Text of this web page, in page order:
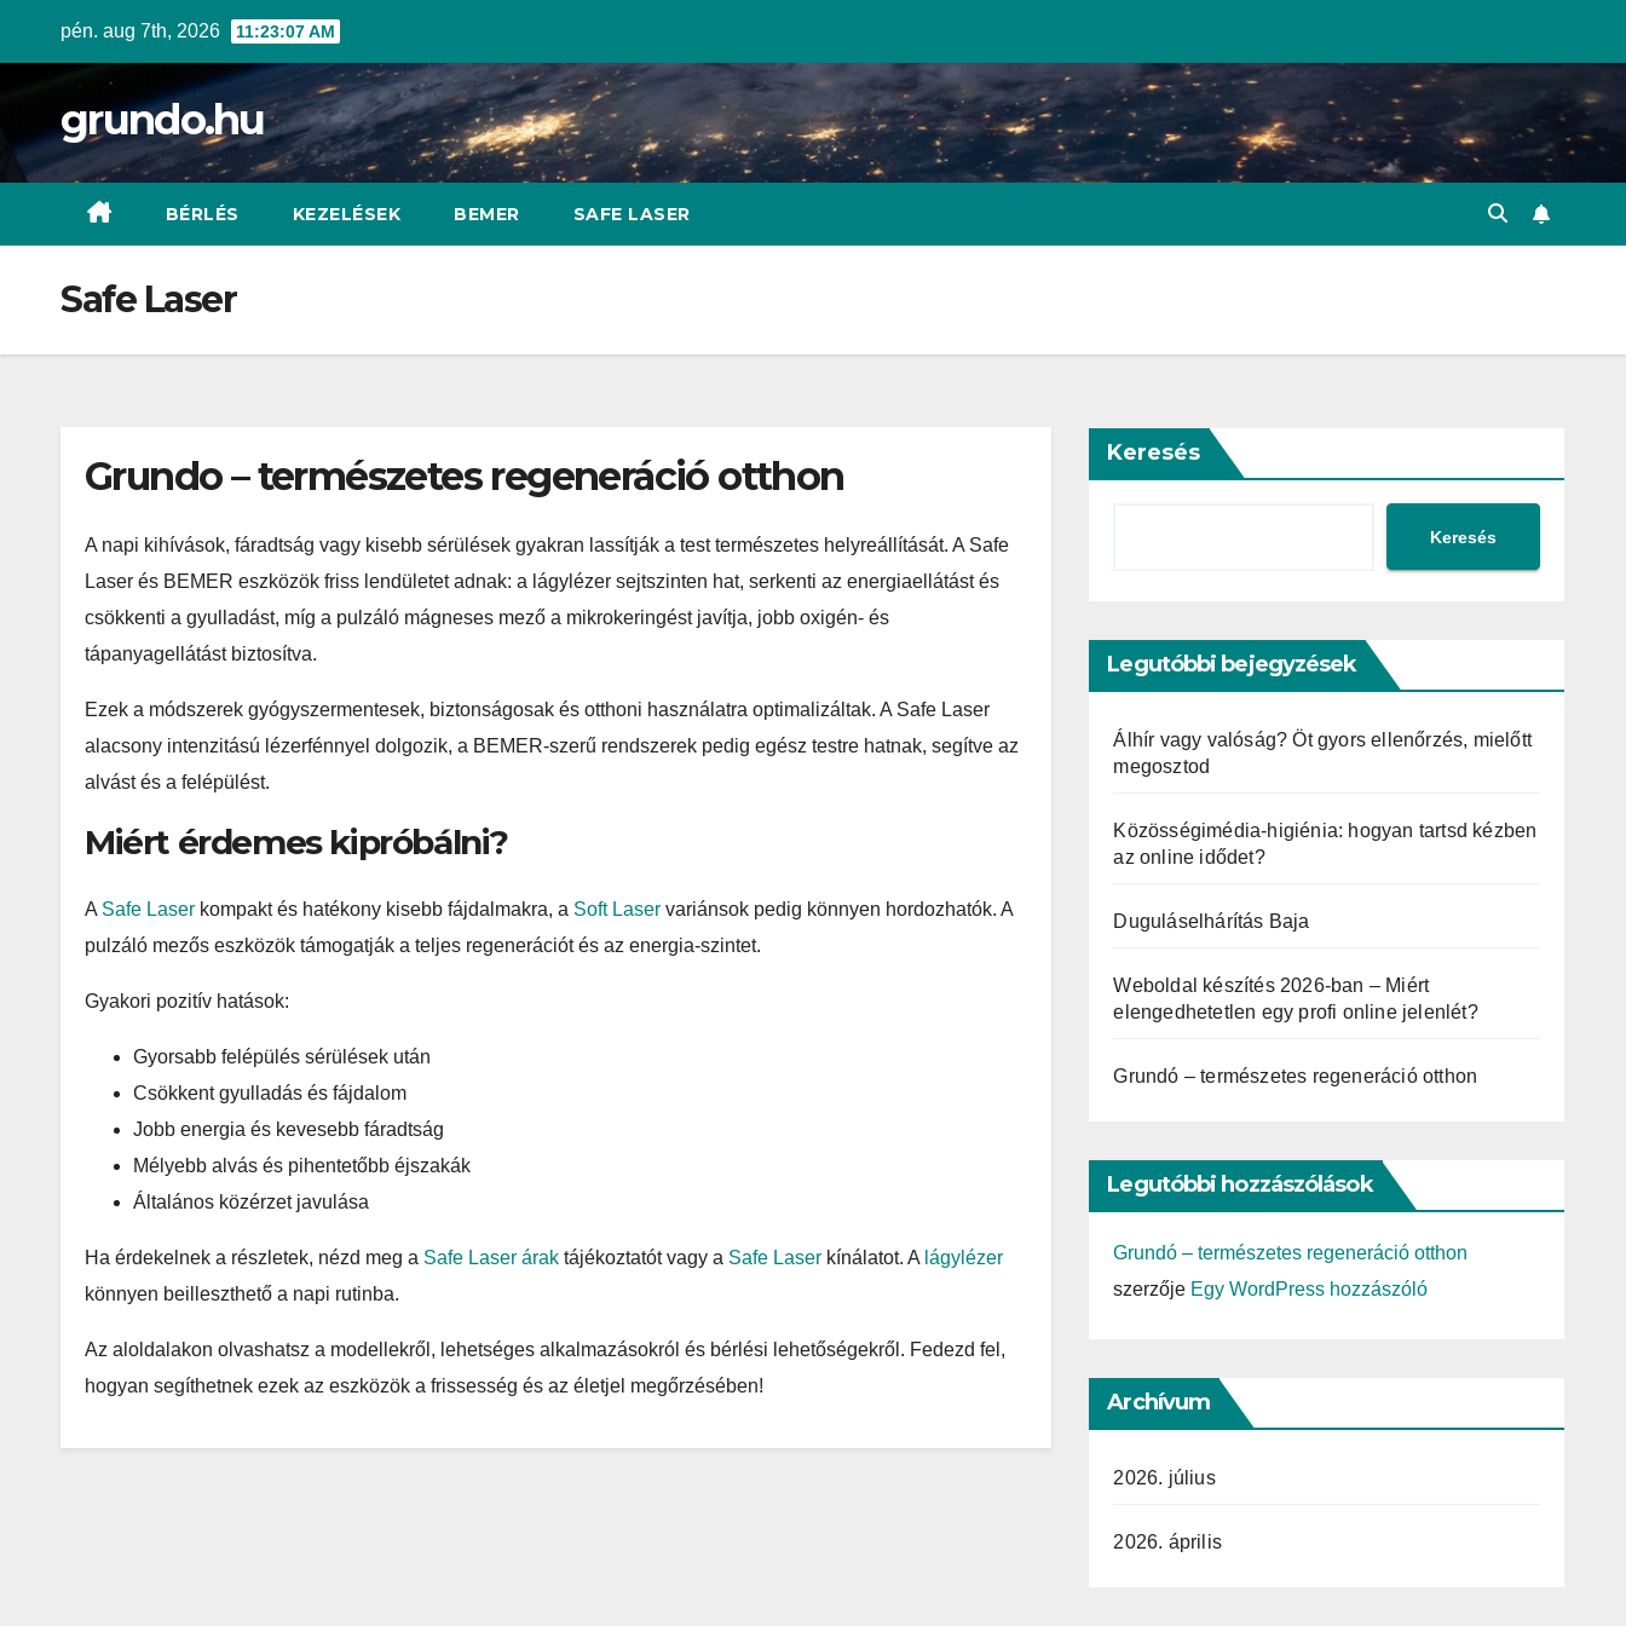
pén. aug 7th, 2026 11:23:08 AM
grundo.hu
BÉRLÉS KEZELÉSEK BEMER SAFE LASER
Safe Laser
Grundo – természetes regeneráció otthon
A napi kihívások, fáradtság vagy kisebb sérülések gyakran lassítják a test természetes helyreállítását. A Safe
Laser és BEMER eszközök friss lendületet adnak: a lágylézer sejtszinten hat, serkenti az energiaellátást és
csökkenti a gyulladást, míg a pulzáló mágneses mező a mikrokeringést javítja, jobb oxigén- és
tápanyagellátást biztosítva.
Ezek a módszerek gyógyszermentesek, biztonságosak és otthoni használatra optimalizáltak. A Safe Laser
alacsony intenzitású lézerfénnyel dolgozik, a BEMER-szerű rendszerek pedig egész testre hatnak, segítve az
alvást és a felépülést.
Miért érdemes kipróbálni?
A Safe Laser kompakt és hatékony kisebb fájdalmakra, a Soft Laser variánsok pedig könnyen hordozhatók. A
pulzáló mezős eszközök támogatják a teljes regenerációt és az energia-szintet.
Gyakori pozitív hatások:
Gyorsabb felépülés sérülések után
Csökkent gyulladás és fájdalom
Jobb energia és kevesebb fáradtság
Mélyebb alvás és pihentetőbb éjszakák
Általános közérzet javulása
Ha érdekelnek a részletek, nézd meg a Safe Laser árak tájékoztatót vagy a Safe Laser kínálatot. A lágylézer
könnyen beilleszthető a napi rutinba.
Az aloldalakon olvashatsz a modellekről, lehetséges alkalmazásokról és bérlési lehetőségekről. Fedezd fel,
hogyan segíthetnek ezek az eszközök a frissesség és az életjel megőrzésében!
Keresés
Keresés
Legutóbbi bejegyzések
Álhír vagy valóság? Öt gyors ellenőrzés, mielőtt
megosztod
Közösségimédia-higiénia: hogyan tartsd kézben
az online idődet?
Duguláselhárítás Baja
Weboldal készítés 2026-ban – Miért
elengedhetetlen egy profi online jelenlét?
Grundó – természetes regeneráció otthon
Legutóbbi hozzászólások
Grundó – természetes regeneráció otthon
szerzője Egy WordPress hozzászóló
Archívum
2026. július
2026. április